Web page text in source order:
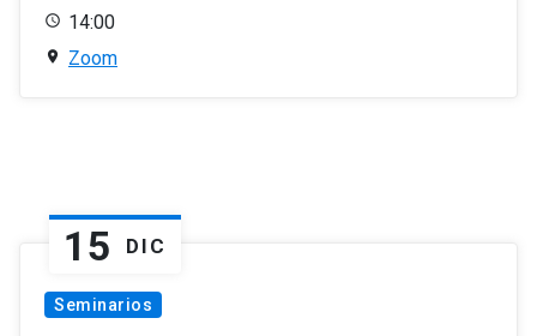
14:00
Zoom
15 DIC
Seminarios